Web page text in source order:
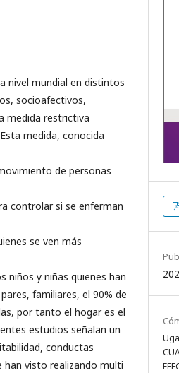
nivel mundial en distintos
socioafectivos,
medida restrictiva
medida, conocida
de personas
controlar si se enferman
se ven más
niños y niñas quienes han
familiares, el 90% de
por tanto el hogar es el
estudios señalan un
conductas
han visto realizando multi